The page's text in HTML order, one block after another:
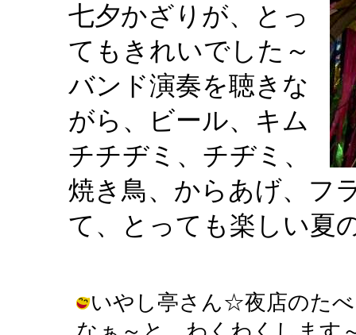
七夕かざりが、とっ
てもきれいでした～
バンド演奏を聴きな
がら、ビール、キム
チチヂミ、チヂミ、
焼き鳥、からあげ、フ
て、とっても楽しい
いやし亭さん☆夜店のた